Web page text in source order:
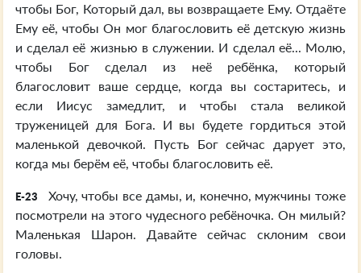
чтобы Бог, Который дал, вы возвращаете Ему. Отдаёте
Ему её, чтобы Он мог благословить её детскую жизнь
и сделал её жизнью в служении. И сделал её... Молю,
чтобы Бог сделал из неё ребёнка, который
благословит ваше сердце, когда вы состаритесь, и
если Иисус замедлит, и чтобы стала великой
труженицей для Бога. И вы будете гордиться этой
маленькой девочкой. Пусть Бог сейчас дарует это,
когда мы берём её, чтобы благословить её.
E-23
Хочу, чтобы все дамы, и, конечно, мужчины тоже
посмотрели на этого чудесного ребёночка. Он милый?
Маленькая Шарон. Давайте сейчас склоним свои
головы.